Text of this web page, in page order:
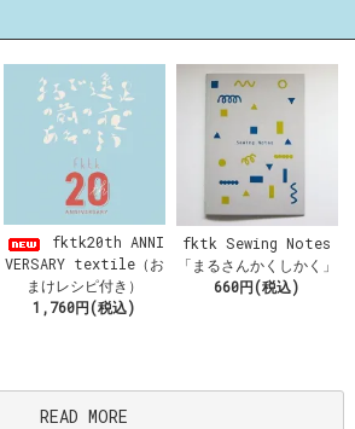
fktk20th ANNI
VERSARY textile（お
まけレシピ付き）
1,760円(税込)
fktk Sewing Notes
「まるさんかくしかく」
660円(税込)
READ MORE